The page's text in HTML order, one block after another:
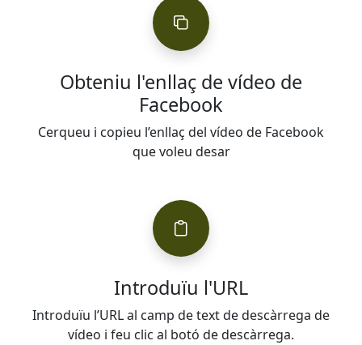
Obteniu l'enllaç de vídeo de
Facebook
Cerqueu i copieu l’enllaç del vídeo de Facebook
que voleu desar
Introduïu l'URL
Introduïu l’URL al camp de text de descàrrega de
vídeo i feu clic al botó de descàrrega.